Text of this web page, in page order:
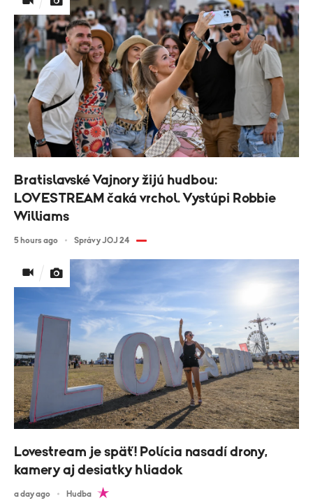
Bratislavské Vajnory žijú hudbou:
LOVESTREAM čaká vrchol. Vystúpi Robbie
Williams
5 hours ago Správy JOJ 24
Lovestream je späť! Polícia nasadí drony,
kamery aj desiatky hliadok
a day ago Hudba